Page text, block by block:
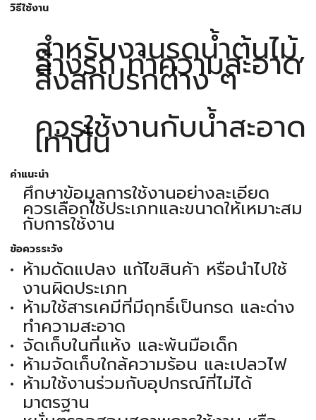
วิธีใช้งาน
สำหรับงานรดน้ำต้นไม้,
ล้างรถ ทำความสะอาด
สิ่งสกปรกต่าง ๆ
ควรใช้งานกับน้ำสะอาด
เท่านั้น
คำแนะนำ
ศึกษาข้อมูลการใช้งานอย่างละเอียด
ควรเลือกใช้ประเภทและขนาดให้เหมาะสม
กับการใช้งาน
ข้อควรระวัง
ห้ามดัดแปลง แก้ไขสินค้า หรือนำไปใช้
งานผิดประเภท
ห้ามใช้สารเคมีที่มีฤทธิ์เป็นกรด และด่าง
ทำความสะอาด
จัดเก็บในที่แห้ง และพ้นมือเด็ก
ห้ามจัดเก็บใกล้ความร้อน และเปลวไฟ
ห้ามใช้งานร่วมกับอุปกรณ์ที่ไม่ได้
มาตรฐาน